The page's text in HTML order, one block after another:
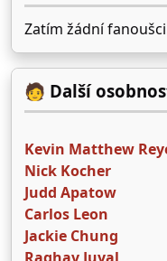
Zatím žádní
🧑 Další
Kevin Matthew
Nick Kocher
Judd Apatow
Carlos Leon
Jackie Chung